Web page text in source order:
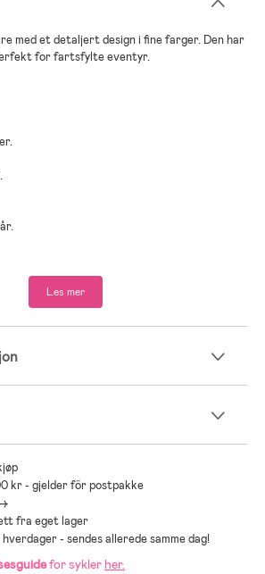
med et detaljert design i fine farger. Den har
for fartsfylte eventyr.
Les mer
kr - gjelder för postpakke
fra eget lager
- sendes allerede samme dag!
for sykler her.